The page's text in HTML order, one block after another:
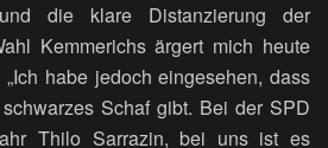
die klare Distanzierung der
Kemmerichs ärgert mich heute
„Ich habe jedoch eingesehen, dass
Schaf gibt. Bei der SPD
Thilo Sarrazin, bei uns ist es